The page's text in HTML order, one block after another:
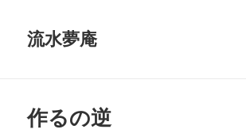
流水夢庵
作るの逆